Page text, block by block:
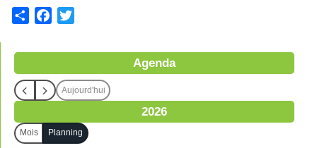
e
b
o
k
t
e
Agenda
Aujourd'hui
2026
Mois Planning